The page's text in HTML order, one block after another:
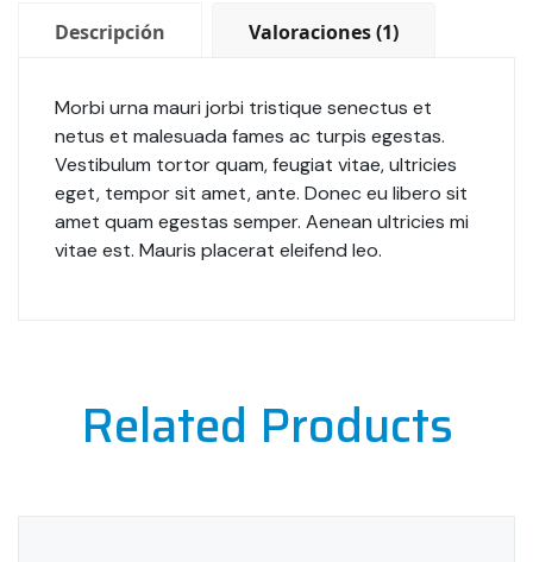
Descripción Valoraciones (1)
Morbi urna mauri jorbi tristique senectus et
netus et malesuada fames ac turpis egestas.
Vestibulum tortor quam, feugiat vitae, ultricies
eget, tempor sit amet, ante. Donec eu libero sit
amet quam egestas semper. Aenean ultricies mi
vitae est. Mauris placerat eleifend leo.
Related Products